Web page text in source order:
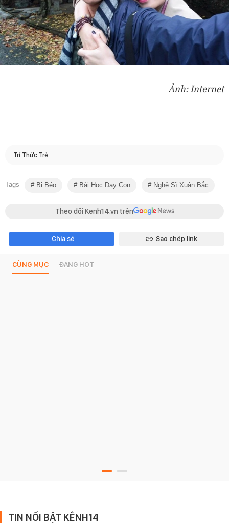
Ảnh: Internet
Trí Thức Trẻ
Tags Bi Béo Bài Học Dạy Con Nghệ Sĩ Xuân Bắc
Theo dõi Kenh14.vn trên
Chia sẻ Sao chép link
CÙNG MỤC ĐANG HOT
TIN NỔI BẬT KÊNH14